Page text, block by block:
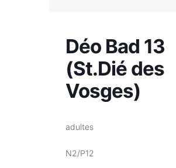
Déo Bad 13
(St.Dié des
Vosges)
adultes
N2/P12